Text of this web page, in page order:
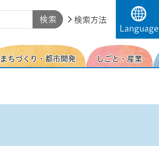
検索方法
Language
まちづくり・都市開発 しごと・産業